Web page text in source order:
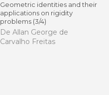
Geometric identities and their
applications on rigidity
problems (3/4)
De Allan George de
Carvalho Freitas